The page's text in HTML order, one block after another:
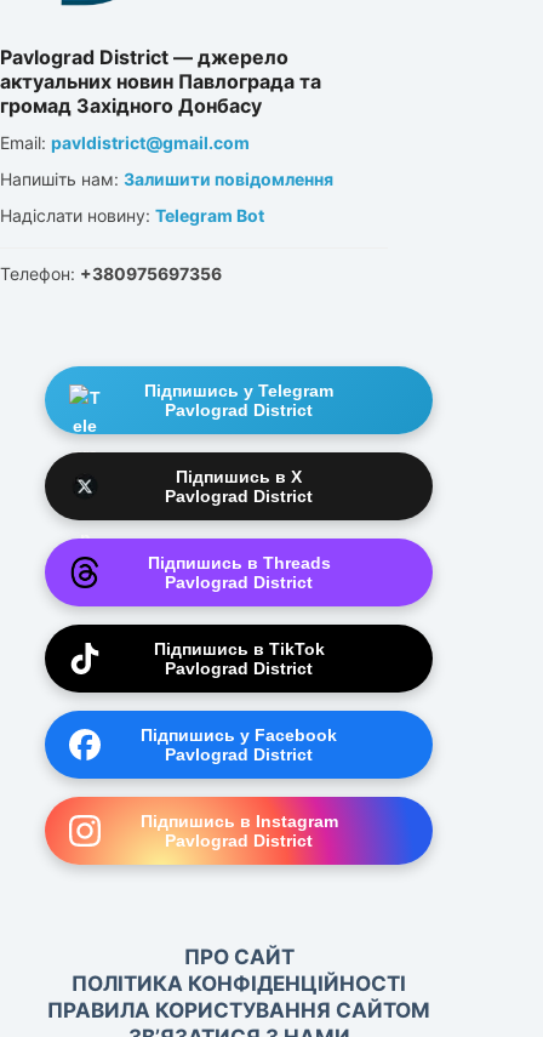
Pavlograd District — джерело
актуальних новин Павлограда та
громад Західного Донбасу
Email: pavldistrict@gmail.com
Напишіть нам: Залишити повідомлення
Надіслати новину: Telegram Bot
Телефон: +380975697356
Підпишись у Telegram
Pavlograd District
Підпишись в X
Pavlograd District
Підпишись в Threads
Pavlograd District
Підпишись в TikTok
Pavlograd District
Підпишись у Facebook
Pavlograd District
Підпишись в Instagram
Pavlograd District
ПРО САЙТ
ПОЛІТИКА КОНФІДЕНЦІЙНОСТІ
ПРАВИЛА КОРИСТУВАННЯ САЙТОМ